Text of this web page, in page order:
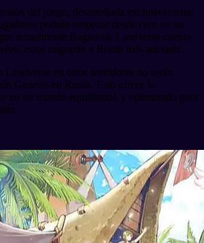
del juego, desarrollada exclusivamente
podrán empezar desde cero en un
actualmente Ragnarok Landverse cuenta
estos migrarán a Ronin más adelante.
Landverse en otros servidores no serán
Genesis en Ronin. Esto ofrece la
en un mundo equilibrado y optimizado para